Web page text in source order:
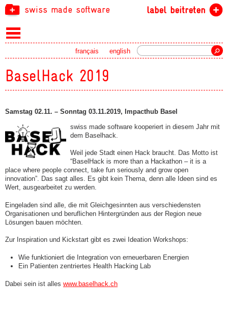
swiss made software label beitreten
english
français
BaselHack 2019
Samstag 02.11. – Sonntag 03.11.2019, Impacthub Basel
swiss made software kooperiert in diesem Jahr mit
dem Baselhack.
Weil jede Stadt einen Hack braucht. Das Motto ist
“BaselHack is more than a Hackathon – it is a
place where people connect, take fun seriously and grow open
innovation”. Das sagt alles. Es gibt kein Thema, denn alle Ideen sind es
Wert, ausgearbeitet zu werden.
Eingeladen sind alle, die mit Gleichgesinnten aus verschiedensten
Organisationen und beruflichen Hintergründen aus der Region neue
Lösungen bauen möchten.
Zur Inspiration und Kickstart gibt es zwei Ideation Workshops:
Wie funktioniert die Integration von erneuerbaren Energien
Ein Patienten zentriertes Health Hacking Lab
Dabei sein ist alles www.baselhack.ch